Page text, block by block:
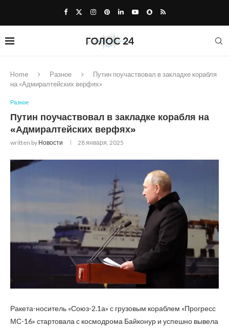
Home Разное
Путин поучаствовал в закладке корабля
на «Адмиралтейских верфях»
Разное
Путин поучаствовал в закладке корабля на
«Адмиралтейских верфях»
written by Новости 28 января, 2025
Ракета-носитель «Союз-2.1а» с грузовым кораблем «Прогресс
МС-16» стартовала с космодрома Байконур и успешно вывела